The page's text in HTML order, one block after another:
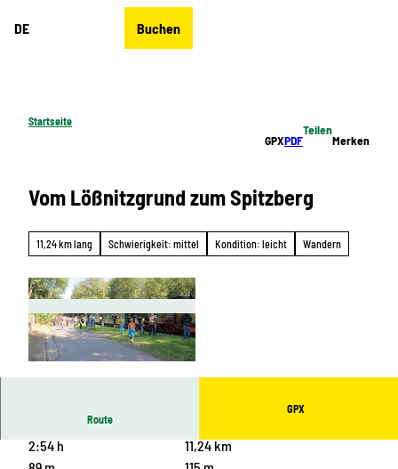
DE Buchen
Startseite
GPXPDF
Teilen
Merken
Vom Lößnitzgrund zum Spitzberg
11,24 km lang Schwierigkeit: mittel Kondition: leicht Wandern
Route
GPX
2:54 h
11,24 km